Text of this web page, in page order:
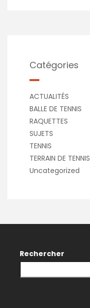
Catégories
ACTUALITÉS
BALLE DE TENNIS
RAQUETTES
SUJETS
TENNIS
TERRAIN DE TENNIS
Uncategorized
Rechercher